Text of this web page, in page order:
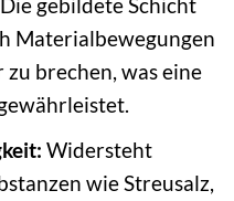
Materialbewegungen
brechen, was eine
Widersteht
wie Streusalz,